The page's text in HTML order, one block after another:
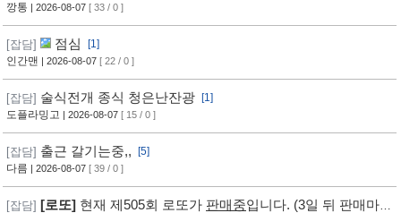
깡통 | 2026-08-07 [ 33 / 0 ]
[잡담] 점심
[1]
인간맨 | 2026-08-07 [ 22 / 0 ]
[잡담] 술식전개 종식 청은난잔광
[1]
도플라밍고 | 2026-08-07 [ 15 / 0 ]
[잡담] 출근 갈기는중,,
[5]
다름 | 2026-08-07 [ 39 / 0 ]
[잡담] [로또] 현재 제505회 로또가 판매중입니다. (3일 뒤 판매마